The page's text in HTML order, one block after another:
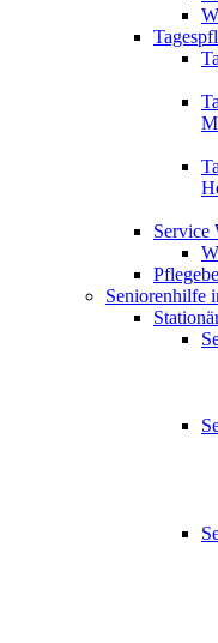
Service
Seniorenhilfe